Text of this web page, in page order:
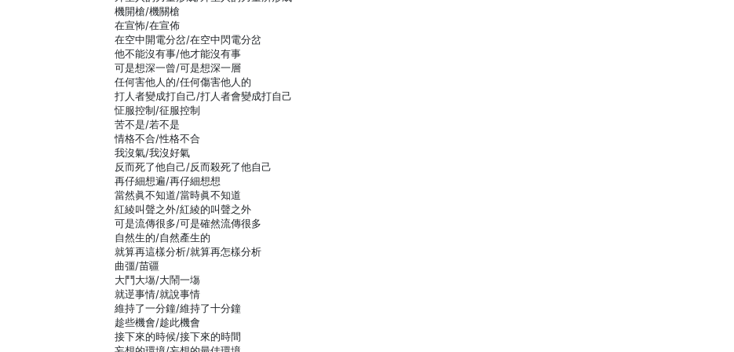
機開槍/機關槍
在宣怖/在宣佈
在空中開電分岔/在空中閃電分岔
他不能沒有事/他才能沒有事
可是想深一曾/可是想深一層
任何害他人的/任何傷害他人的
打人者變成打自己/打人者會變成打自己
怔服控制/征服控制
苦不是/若不是
情格不合/性格不合
我沒氣/我沒好氣
反而死了他自己/反而殺死了他自己
再仔細想遍/再仔細想想
當然眞不知道/當時眞不知道
紅綾叫聲之外/紅綾的叫聲之外
可是流傳很多/可是確然流傳很多
自然生的/自然產生的
就算再這樣分析/就算再怎樣分析
曲彊/苗疆
大鬥大塲/大鬧一塲
就遻事情/就說事情
維持了一分鐘/維持了十分鐘
趁些機會/趁此機會
接下來的時候/接下來的時間